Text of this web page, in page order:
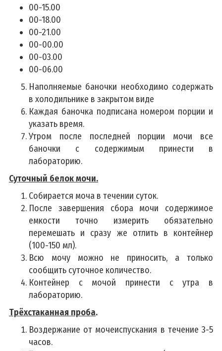
00-15.00
00-18.00
00-21.00
00-00.00
00-03.00
00-06.00
Наполняемые баночки необходимо содержать
в холодильнике в закрытом виде
Каждая баночка подписана номером порции и
указать время.
Утром после последней порции мочи все
баночки с содержимым принести в
лабораторию.
Суточный белок мочи.
Собирается моча в течении суток.
После завершения сбора мочи содержимое
емкости точно измерить обязательно
перемешать и сразу же отлить в контейнер
(100-150 мл).
Всю мочу можно не приносить, а только
сообщить суточное количество.
Контейнер с мочой принести с утра в
лабораторию.
Трёхстаканная проба.
Воздержание от мочеиспускания в течение 3-5
часов.